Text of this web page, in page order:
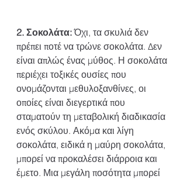
2. Σοκολάτα: Όχι, τα σκυλιά δεν
πρέπει ποτέ να τρώνε σοκολάτα. Δεν
είναι απλώς ένας μύθος. Η σοκολάτα
περιέχει τοξικές ουσίες που
ονομάζονται μεθυλοξανθίνες, οι
οποίες είναι διεγερτικά που
σταματούν τη μεταβολική διαδικασία
ενός σκύλου. Ακόμα και λίγη
σοκολάτα, ειδικά η μαύρη σοκολάτα,
μπορεί να προκαλέσει διάρροια και
έμετο. Μια μεγάλη ποσότητα μπορεί